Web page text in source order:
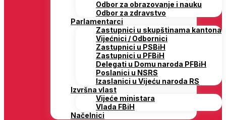
Odbor za obrazovanje i nauku
Odbor za zdravstvo
Parlamentarci
Zastupnici u skupštinama kantona
Vijećnici / Odbornici
Zastupnici u PSBiH
Zastupnici u PFBiH
Delegati u Domu naroda PFBiH
Poslanici u NSRS
Izaslanici u Vijeću naroda RS
Izvršna vlast
Vijeće ministara
Vlada FBiH
Načelnici